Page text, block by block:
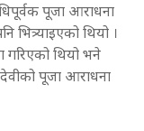
पूजा आराधना
भित्र्याइएको थियो ।
गरिएको थियो भने
देवीको पूजा आराधना